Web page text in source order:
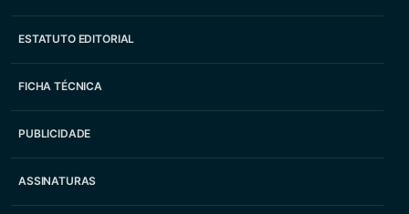
ESTATUTO EDITORIAL
FICHA TÉCNICA
PUBLICIDADE
ASSINATURAS